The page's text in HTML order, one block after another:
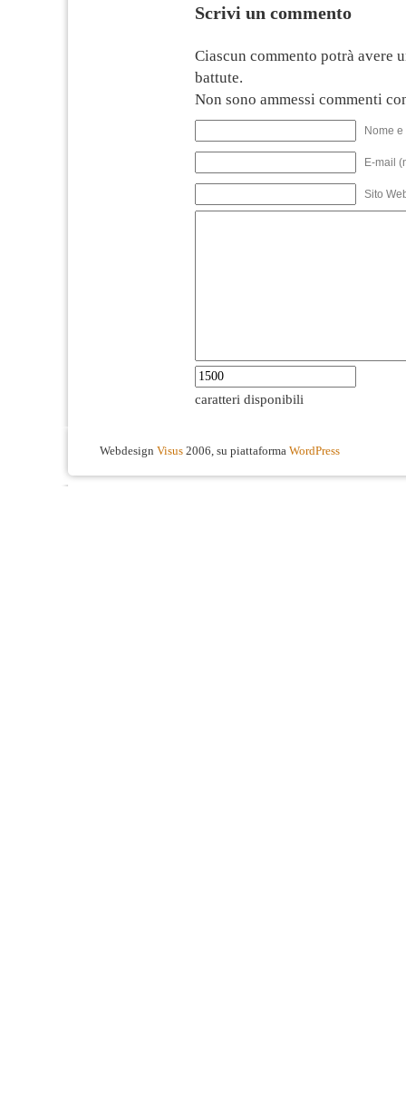
Scrivi un commento
Ciascun commento potrà avere
battute.
Non sono ammessi commenti
Nome
E-mail
Sito
caratteri disponibili
Webdesign Visus 2006, su piattaforma WordPress